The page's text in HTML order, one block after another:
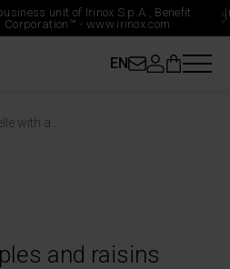
unit of Irinox S.p.A., Benefit
Corporation™ - www.irinox.com
EN
and raisins